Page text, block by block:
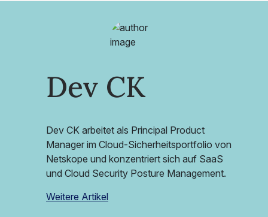
Dev CK
Dev CK arbeitet als Principal Product
Manager im Cloud-Sicherheitsportfolio von
Netskope und konzentriert sich auf SaaS
und Cloud Security Posture Management.
Weitere Artikel